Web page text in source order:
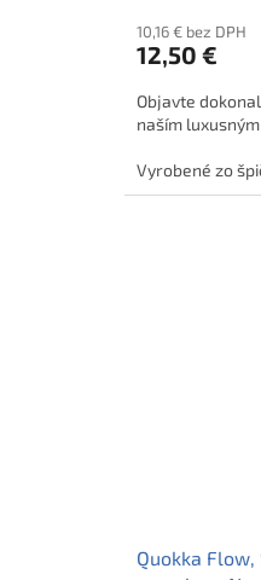
10,16 € bez DPH
12,50 €
Objavte
naším
Vyrobené zo
vašu fľašu
Quokka